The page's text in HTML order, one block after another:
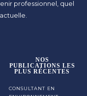
professionnel, quel
NOS
PUBLICATIONS LES
PLUS RÉCENTES
CONSULTANT EN